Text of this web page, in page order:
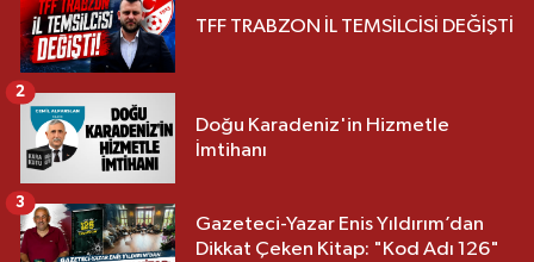
TFF TRABZON İL TEMSİLCİSİ DEĞİŞTİ
Doğu Karadeniz'in Hizmetle
İmtihanı
2
Gazeteci-Yazar Enis Yıldırım’dan
Dikkat Çeken Kitap: "Kod Adı 126"
3